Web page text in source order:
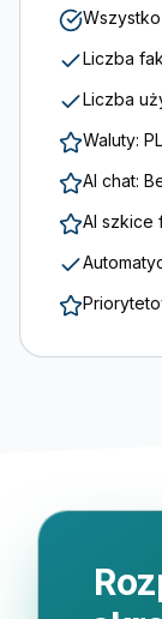
Liczba
Liczba
Waluty:
AI chat:
AI szkice